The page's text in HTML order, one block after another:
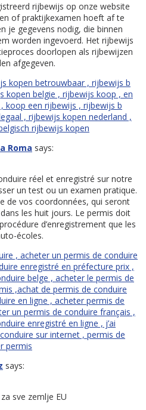
rijbewijs op onze website
of praktijkexamen hoeft af te
je gegevens nodig, die binnen
worden ingevoerd. Het rijbewijs
doorlopen als rijbewijzen
afgegeven.
kopen betrouwbaar , rijbewijs b
kopen belgie , rijbewijs koop , en
koop een rijbewijs , rijbewijs b
, rijbewijs kopen nederland ,
rijbewijs kopen
Roma says:
réel et enregistré sur notre
un test ou un examen pratique.
de vos coordonnées, qui seront
les huit jours. Le permis doit
d’enregistrement que les
écoles.
, acheter un permis de conduire
enregistré en préfecture prix ,
belge , acheter le permis de
,achat de permis de conduire
en ligne , acheter permis de
un permis de conduire français ,
enregistré en ligne , j’ai
sur internet , permis de
permis
says:
sve zemlje EU